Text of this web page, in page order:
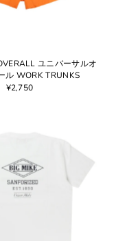
ユニバーサルオ
ル WORK TRUNKS
¥2,750